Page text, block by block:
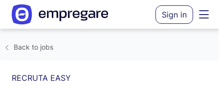
Sign in
Back to jobs
RECRUTA EASY